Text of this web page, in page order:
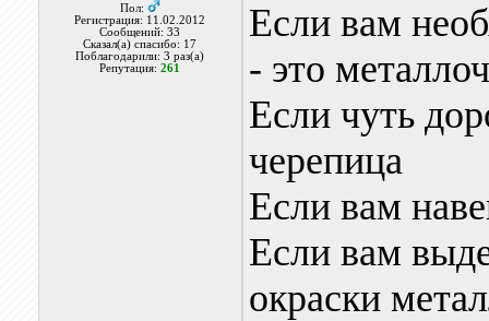
Пол:
Регистрация: 11.02.2012
Сообщений: 33
Сказал(а) спасибо: 17
Поблагодарили: 3 раз(а)
Репутация:261
Если вам
- это
Если чуть
черепица
Если вам
Если вам
окраски